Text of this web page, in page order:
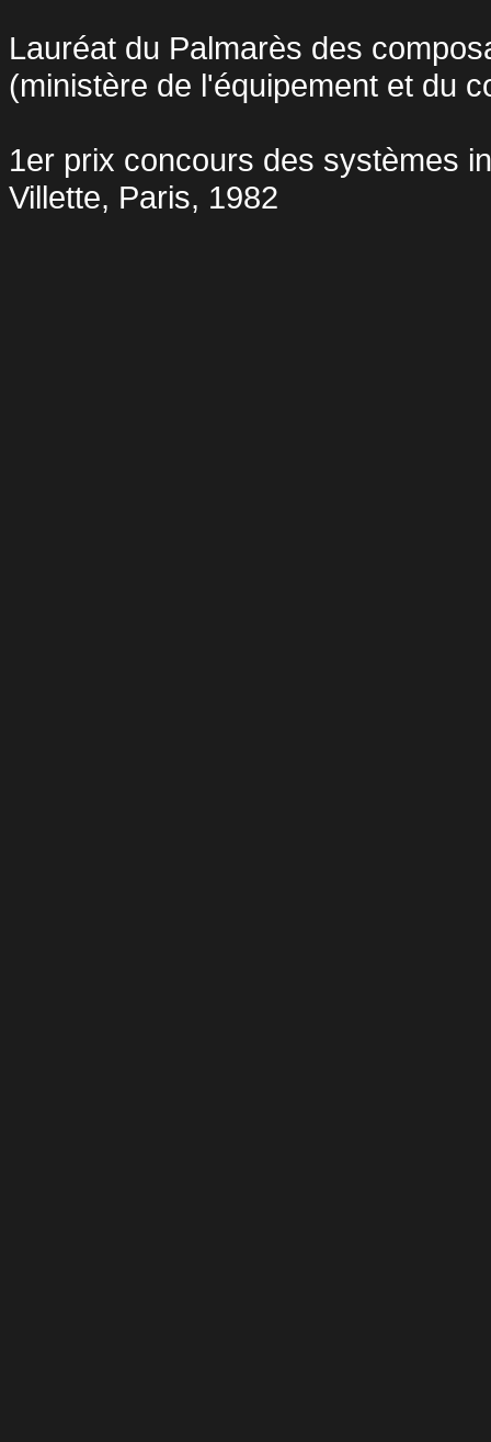
Lauréat du Palmarès des
(ministère de l'équipement et du
1er prix concours des systèmes
Villette, Paris, 1982